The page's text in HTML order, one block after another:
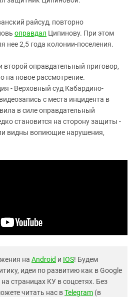
райсуд, повторно
оправдал Ципинову. При этом
нее 2,5 года колонии-поселения.
второй оправдательный приговор,
на новое рассмотрение.
- Верховный суд Кабардино-
с места инцидента в
в силе оправдательный
становится на сторону защиты -
видны вопиющие нарушения,
на Android и IOS! Будем
идеи по развитию как в Google
страницах КУ в соцсетях. Без
читать нас вTelegram (в